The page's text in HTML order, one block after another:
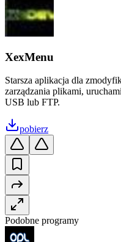
XexMenu
Starsza aplikacja dla
zarządzania plikami,
USB lub FTP.
pobierz
Podobne programy